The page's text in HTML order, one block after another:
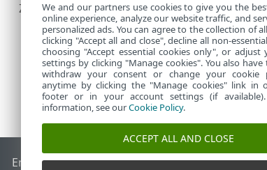
End of LifeDatabáza znalostí ESETESET Fórum
We and our partners use cookies to give you the
online experience, analyze our website traffic, and
personalized ads. You can agree to the collection of
clicking "Accept all and close", decline all non-
choosing "Accept essential cookies only", or adjust
settings by clicking "Manage cookies". You also
withdraw your consent or change your cookie
anytime by clicking the "Manage cookies" link in
footer or in your account settings (if
information, see ourCookie Policy.
ACCEPT ALL AND CLOSE